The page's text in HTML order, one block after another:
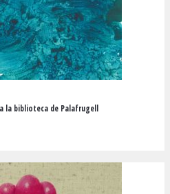
la biblioteca de Palafrugell